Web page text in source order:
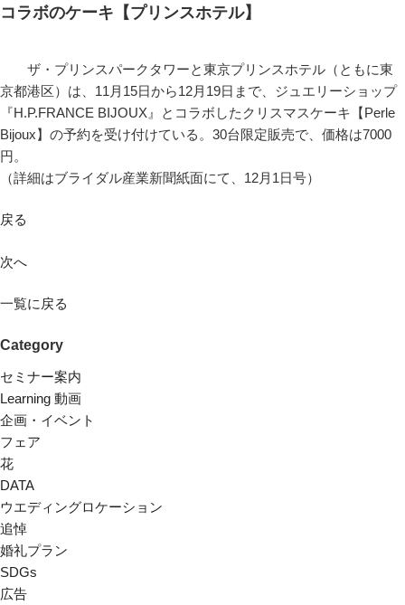
コラボのケーキ【プリンスホテル】
ザ・プリンスパークタワーと東京プリンスホテル（ともに東
京都港区）は、11月15日から12月19日まで、ジュエリーショップ
『H.P.FRANCE BIJOUX』とコラボしたクリスマスケーキ【Perle
Bijoux】の予約を受け付けている。30台限定販売で、価格は7000
円。
（詳細はブライダル産業新聞紙面にて、12月1日号）
戻る
次へ
一覧に戻る
Category
セミナー案内
Learning 動画
企画・イベント
フェア
花
DATA
ウエディングロケーション
追悼
婚礼プラン
SDGs
広告